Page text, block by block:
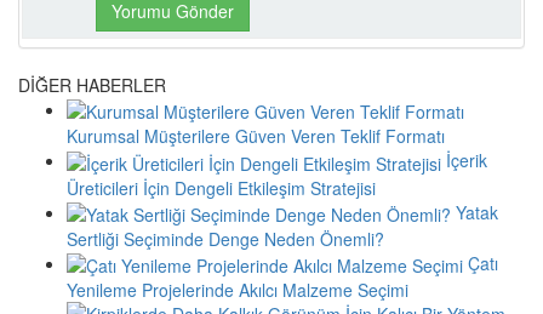
DİĞER HABERLER
Kurumsal Müşterilere Güven Veren Teklif Formatı
İçerik
Üreticileri İçin Dengeli Etkileşim Stratejisi
Yatak
Sertliği Seçiminde Denge Neden Önemli?
Çatı
Yenileme Projelerinde Akılcı Malzeme Seçimi